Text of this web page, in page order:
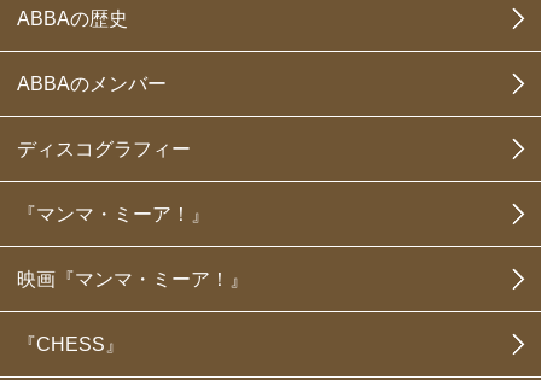
ABBAの歴史
ABBAのメンバー
ディスコグラフィー
『マンマ・ミーア！』
映画『マンマ・ミーア！』
『CHESS』